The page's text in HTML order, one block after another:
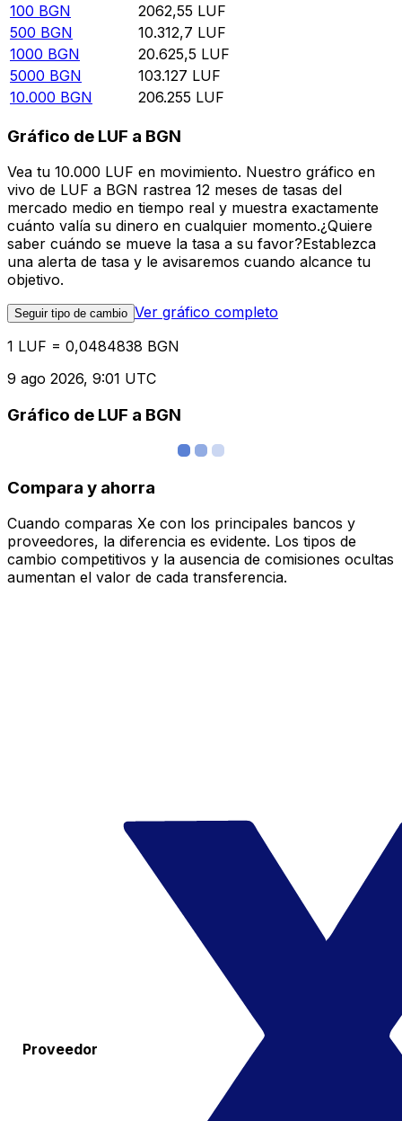
100 BGN 2062,55 LUF
500 BGN 10.312,7 LUF
1000 BGN 20.625,5 LUF
5000 BGN 103.127 LUF
10.000 BGN 206.255 LUF
Gráfico de LUF a BGN
Vea tu 10.000 LUF en movimiento. Nuestro gráfico en
vivo de LUF a BGN rastrea 12 meses de tasas del
mercado medio en tiempo real y muestra exactamente
cuánto valía su dinero en cualquier momento.¿Quiere
saber cuándo se mueve la tasa a su favor?Establezca
una alerta de tasa y le avisaremos cuando alcance tu
objetivo.
Seguir tipo de cambio Ver gráfico completo
1 LUF = 0,0484838 BGN
9 ago 2026, 9:01 UTC
Gráfico de LUF a BGN
Compara y ahorra
Cuando comparas Xe con los principales bancos y
proveedores, la diferencia es evidente. Los tipos de
cambio competitivos y la ausencia de comisiones ocultas
aumentan el valor de cada transferencia.
Proveedor